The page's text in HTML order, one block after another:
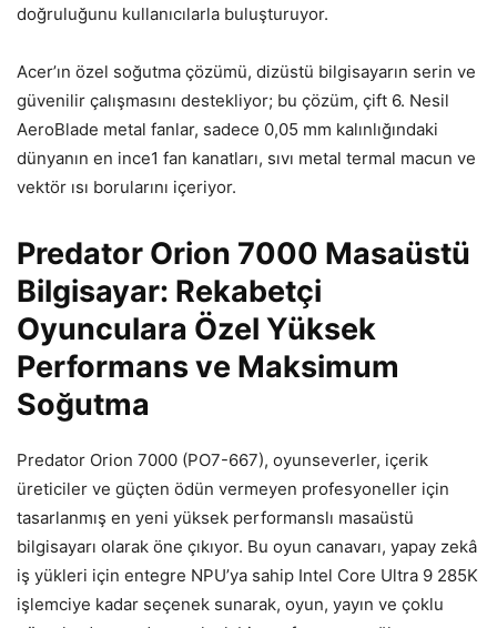
doğruluğunu kullanıcılarla buluşturuyor.
Acer’ın özel soğutma çözümü, dizüstü bilgisayarın serin ve
güvenilir çalışmasını destekliyor; bu çözüm, çift 6. Nesil
AeroBlade metal fanlar, sadece 0,05 mm kalınlığındaki
dünyanın en ince1 fan kanatları, sıvı metal termal macun ve
vektör ısı borularını içeriyor.
Predator Orion 7000 Masaüstü
Bilgisayar: Rekabetçi
Oyunculara Özel Yüksek
Performans ve Maksimum
Soğutma
Predator Orion 7000 (PO7-667), oyunseverler, içerik
üreticiler ve güçten ödün vermeyen profesyoneller için
tasarlanmış en yeni yüksek performanslı masaüstü
bilgisayarı olarak öne çıkıyor. Bu oyun canavarı, yapay zekâ
iş yükleri için entegre NPU’ya sahip Intel Core Ultra 9 285K
işlemciye kadar seçenek sunarak, oyun, yayın ve çoklu